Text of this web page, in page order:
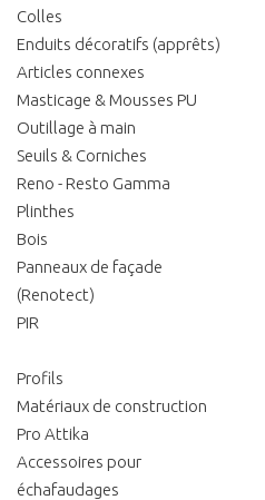
Colles
Enduits décoratifs (apprêts)
Articles connexes
Masticage & Mousses PU
Outillage à main
Seuils & Corniches
Reno - Resto Gamma
Plinthes
Bois
Panneaux de façade
(Renotect)
PIR
Profils
Matériaux de construction
Pro Attika
Accessoires pour
échafaudages